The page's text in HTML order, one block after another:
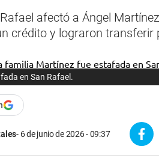
afectó a Ángel
crédito y lograron transferir
en San Rafael.
6 de junio de 2026 - 09:37